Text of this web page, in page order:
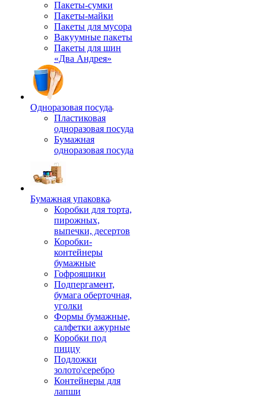
Пакеты-сумки
Пакеты-майки
Пакеты для мусора
Вакуумные пакеты
Пакеты для шин
«Два Андрея»
Одноразовая посуда
Пластиковая
одноразовая посуда
Бумажная
одноразовая посуда
Бумажная упаковка
Коробки для торта,
пирожных,
выпечки, десертов
Коробки-
контейнеры
бумажные
Гофроящики
Подпергамент,
бумага оберточная,
уголки
Формы бумажные,
салфетки ажурные
Коробки под
пиццу
Подложки
золото\серебро
Контейнеры для
лапши